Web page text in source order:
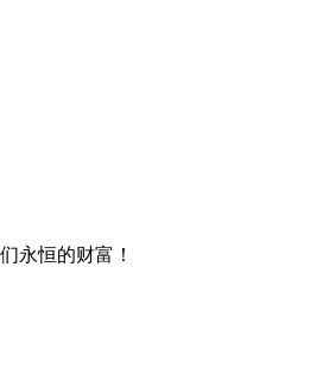
永恒的财富！